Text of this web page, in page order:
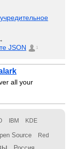
JSON 1
all your
IBM KDE
Source Red